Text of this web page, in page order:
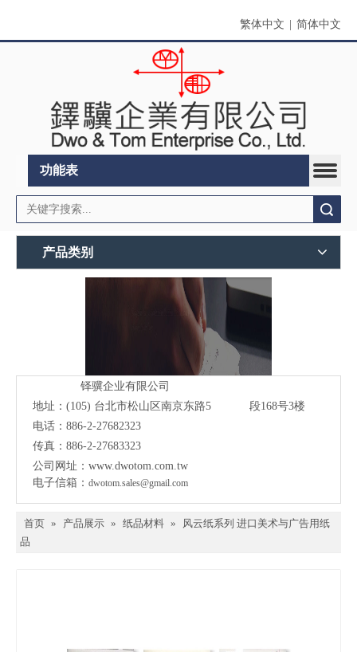
繁体中文 简体中文
功能表
产品类别
铎骥企业有限公司
地址：(105) 台北市松山区南京东路5 段168号3楼
电话：886-2-27682323
传真：886-2-27683323
公司网址： www.dwotom.com.tw
电子信箱： dwotom.sales@gmail.com
首页 » 产品展示 » 纸品材料 »
风云纸系列 进口美术与广告用纸
品